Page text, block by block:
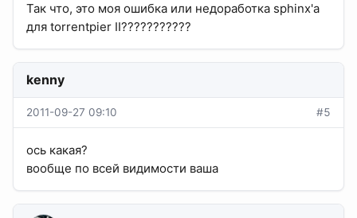
Так что, это моя ошибка или недоработка sphinx'a
для torrentpier II???????????
kenny
2011-09-27 09:10 #5
ось какая?
вообще по всей видимости ваша